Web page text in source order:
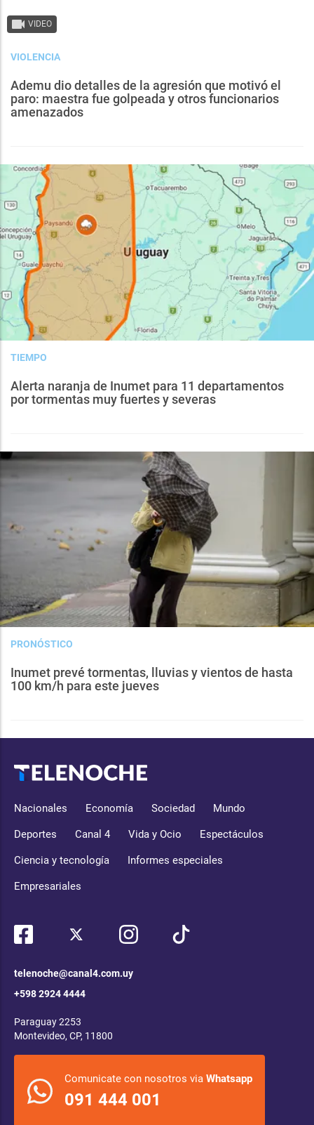
VIDEO
VIOLENCIA
Ademu dio detalles de la agresión que motivó el
paro: maestra fue golpeada y otros funcionarios
amenazados
TIEMPO
Alerta naranja de Inumet para 11 departamentos
por tormentas muy fuertes y severas
PRONÓSTICO
Inumet prevé tormentas, lluvias y vientos de hasta
100 km/h para este jueves
Nacionales Economía Sociedad Mundo
Deportes Canal 4 Vida y Ocio Espectáculos
Ciencia y tecnología Informes especiales
Empresariales
telenoche@canal4.com.uy
+598 2924 4444
Paraguay 2253
Montevideo, CP, 11800
Comunicate con nosotros via Whatsapp
091 444 001